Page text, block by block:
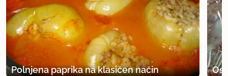
uporabno
zzak1977
član od 2009 2193 sporočil
6.10.2014 ob 18:59
Polnjena paprika na klasičen način